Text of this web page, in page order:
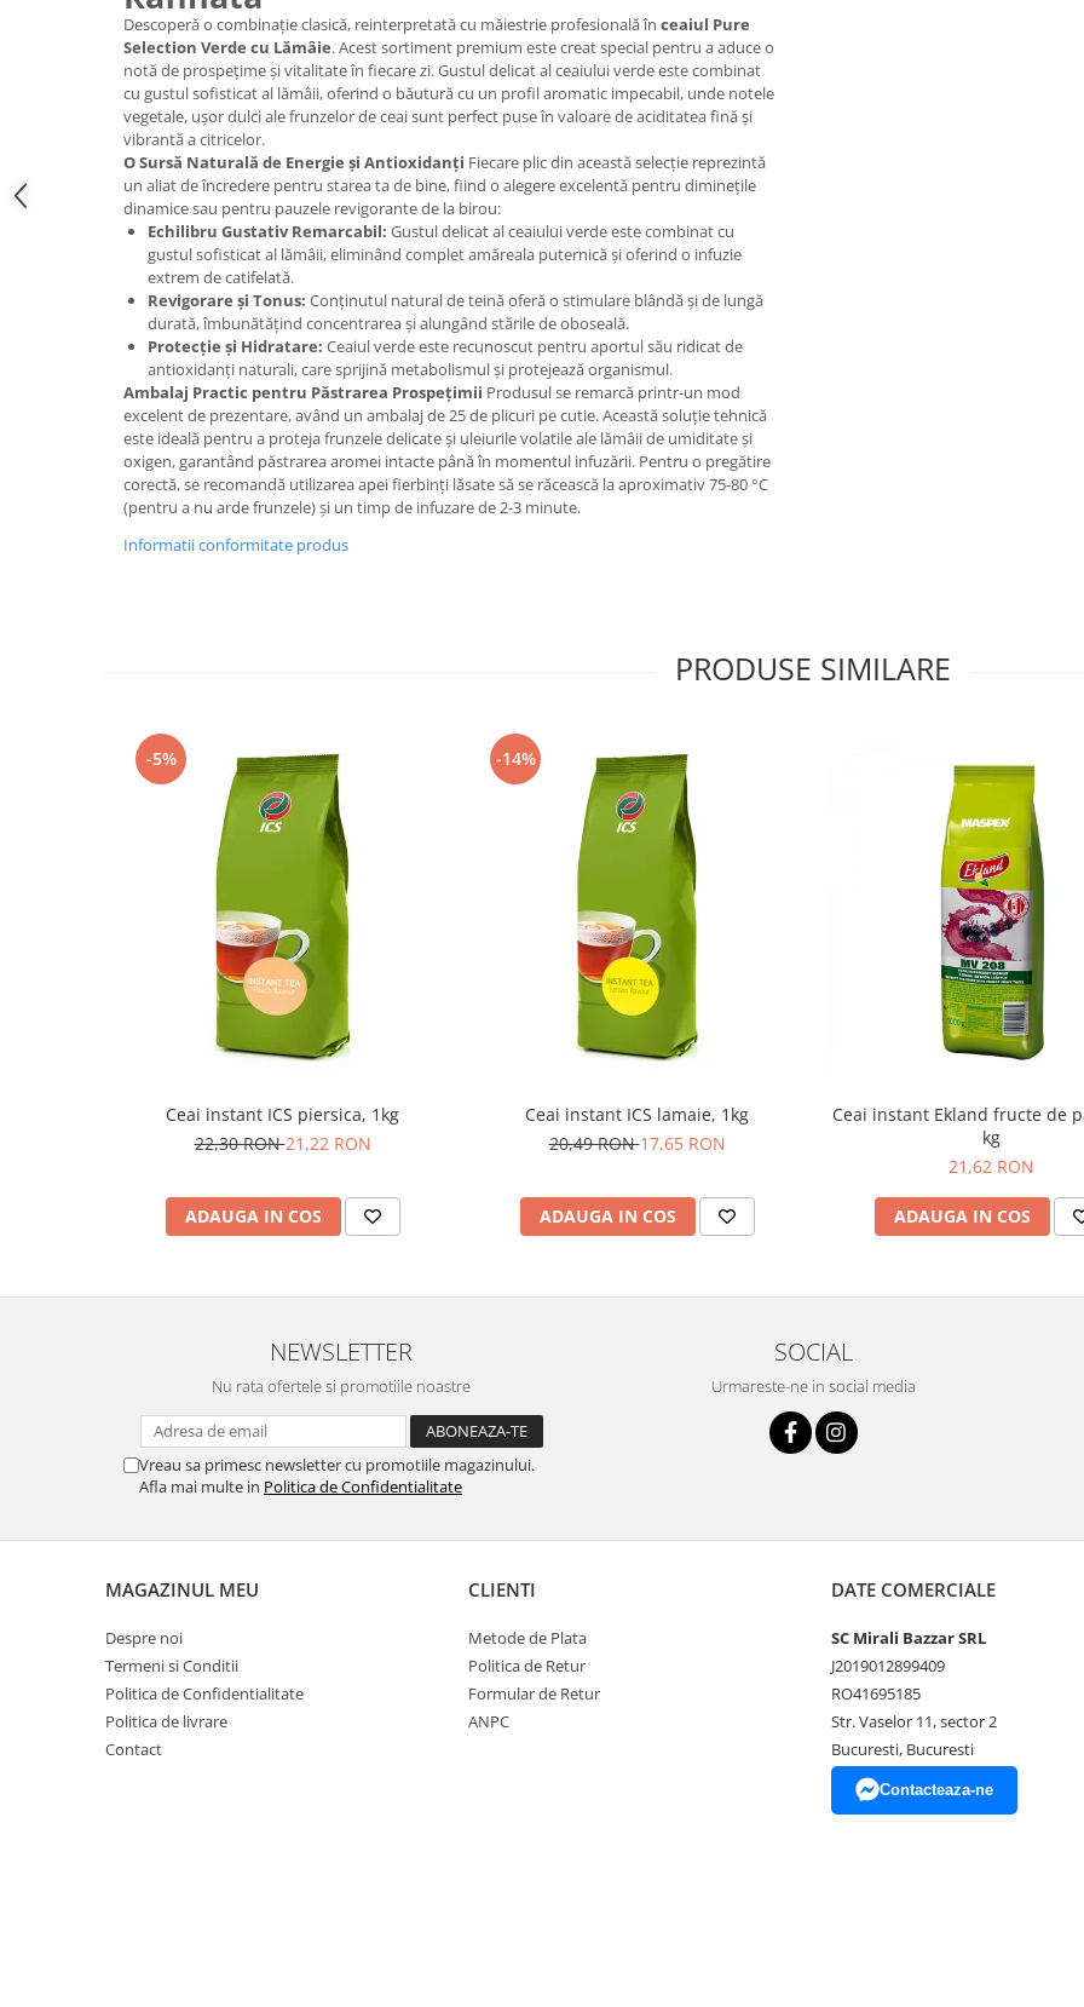
Descoperă o combinație clasică, reinterpretată cu măiestrie profesională în ceaiul Pure
Selection Verde cu Lămâie. Acest sortiment premium este creat special pentru a aduce o
notă de prospețime și vitalitate în fiecare zi. Gustul delicat al ceaiului verde este combinat
cu gustul sofisticat al lămâii, oferind o băutură cu un profil aromatic impecabil, unde notele
vegetale, ușor dulci ale frunzelor de ceai sunt perfect puse în valoare de aciditatea fină și
vibrantă a citricelor.
O Sursă Naturală de Energie și Antioxidanți Fiecare plic din această selecție reprezintă
un aliat de încredere pentru starea ta de bine, fiind o alegere excelentă pentru diminețile
dinamice sau pentru pauzele revigorante de la birou:
Echilibru Gustativ Remarcabil: Gustul delicat al ceaiului verde este combinat cu
gustul sofisticat al lămâii, eliminând complet amăreala puternică și oferind o infuzie
extrem de catifelată.
Revigorare și Tonus: Conținutul natural de teină oferă o stimulare blândă și de lungă
durată, îmbunătățind concentrarea și alungând stările de oboseală.
Protecție și Hidratare: Ceaiul verde este recunoscut pentru aportul său ridicat de
antioxidanți naturali, care sprijină metabolismul și protejează organismul.
Ambalaj Practic pentru Păstrarea Prospețimii Produsul se remarcă printr-un mod
excelent de prezentare, având un ambalaj de 25 de plicuri pe cutie. Această soluție tehnică
este ideală pentru a proteja frunzele delicate și uleiurile volatile ale lămâii de umiditate și
oxigen, garantând păstrarea aromei intacte până în momentul infuzării. Pentru o pregătire
corectă, se recomandă utilizarea apei fierbinți lăsate să se răcească la aproximativ 75-80 °C
(pentru a nu arde frunzele) și un timp de infuzare de 2-3 minute.
Informatii conformitate produs
PRODUSE SIMILARE
-5%
Ceai instant ICS piersica, 1kg
22,30 RON21,22 RON
ADAUGA IN COS
-14%
Ceai instant ICS lamaie, 1kg
20,49 RON17,65 RON
ADAUGA IN COS
Ceai instant Ekland fructe de
kg
21,62 RON
ADAUGA IN COS
NEWSLETTER
Nu rata ofertele si promotiile noastre
Vreau sa primesc newsletter cu promotiile magazinului.
Afla mai multe in Politica de Confidentialitate
SOCIAL
Urmareste-ne in social media
MAGAZINUL MEU
Despre noi
Termeni si Conditii
Politica de Confidentialitate
Politica de livrare
Contact
CLIENTI
Metode de Plata
Politica de Retur
Formular de Retur
ANPC
DATE COMERCIALE
SC Mirali Bazzar SRL
J2019012899409
RO41695185
Str. Vaselor 11, sector 2
Bucuresti, Bucuresti
Contacteaza-ne